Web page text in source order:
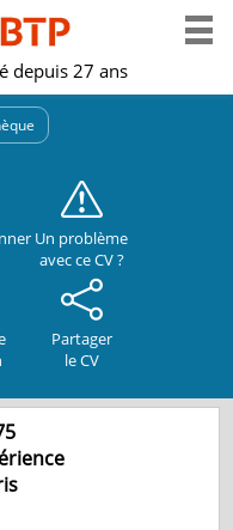
depuis 27 ans
Un problème
avec ce CV ?
Partager
le CV